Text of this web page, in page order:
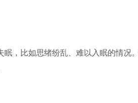
，比如思绪纷乱、难以入眠的情况